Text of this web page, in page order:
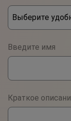
Выберите
WhatsApp
Viber
Telegram
Введите имя
Краткое